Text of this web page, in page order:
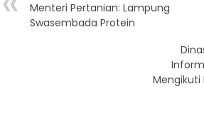
Menteri Pertanian: Lampung
Swasembada Protein
Mengikuti